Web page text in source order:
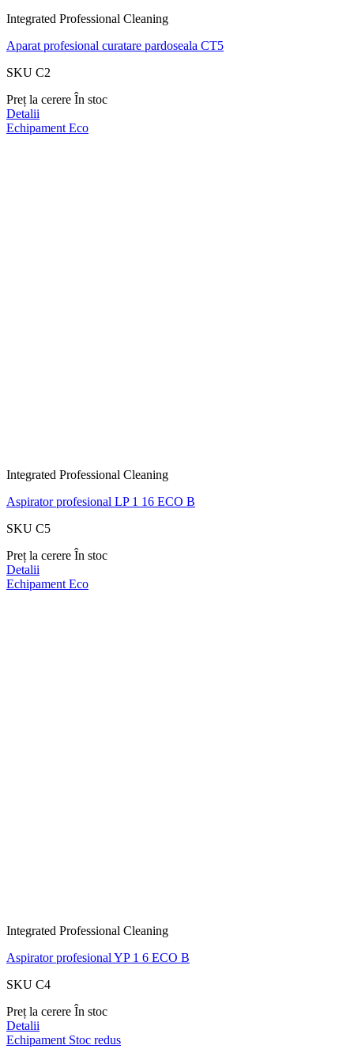
Integrated Professional Cleaning
Aparat profesional curatare pardoseala CT5
SKU C2
Preț la cerere În stoc
Detalii
Echipament Eco
Integrated Professional Cleaning
Aspirator profesional LP 1 16 ECO B
SKU C5
Preț la cerere În stoc
Detalii
Echipament Eco
Integrated Professional Cleaning
Aspirator profesional YP 1 6 ECO B
SKU C4
Preț la cerere În stoc
Detalii
Echipament Stoc redus